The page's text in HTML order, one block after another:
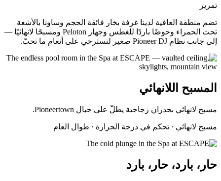
تمرير
تضم منطقة العافية لدينا غرفة بخار فائقة الحجم وساونا بالأشعة
تحت الحمراء وحوضًا باردًا للغطس وجهاز Peloton ومسبحًا لانهائيًا —
إلى جانب نظام Pioneer DJ صغير لتسترخي على أنغام ما تحبّ.
المسبح اللانهائي
مسبح لانهائي بجدران زجاجية يطلّ على جبال Pioneertown.
مسبح لانهائي · تحكم في درجة الحرارة · طوال العام
حار، بارد، حار، بارد